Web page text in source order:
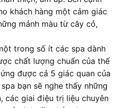
khách hàng một cảm giác
mảnh màu từ cây cỏ,
trong số ít các spa dành
chất lượng chuẩn của thế
được cả 5 giác quan của
bạn sẽ nghe thấy những
các giai điệu trị liệu chuyên